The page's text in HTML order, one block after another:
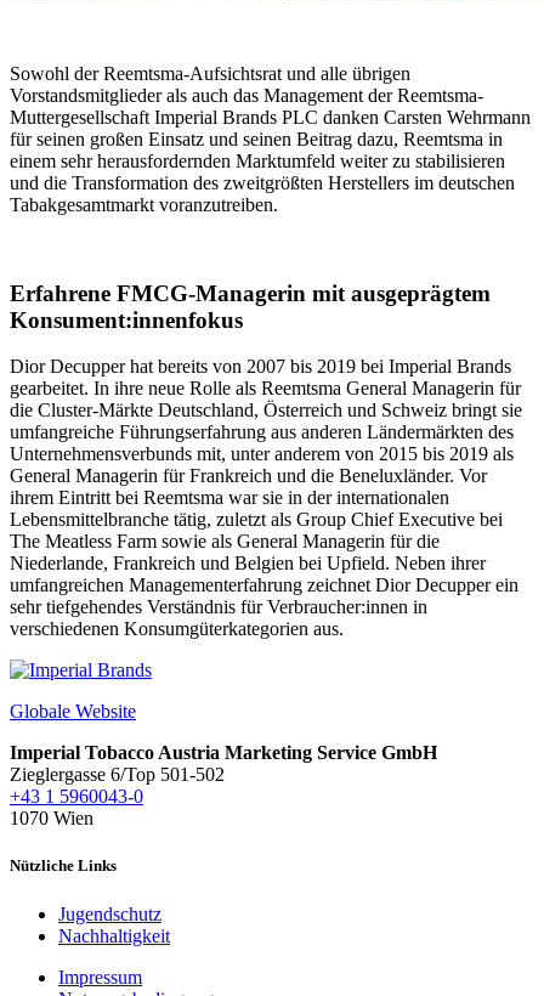
Sowohl der Reemtsma-Aufsichtsrat und alle übrigen
Vorstandsmitglieder als auch das Management der Reemtsma-
Muttergesellschaft Imperial Brands PLC danken Carsten Wehrmann
für seinen großen Einsatz und seinen Beitrag dazu, Reemtsma in
einem sehr herausfordernden Marktumfeld weiter zu stabilisieren
und die Transformation des zweitgrößten Herstellers im deutschen
Tabakgesamtmarkt voranzutreiben.
Erfahrene FMCG-Managerin mit ausgeprägtem
Konsument:innenfokus
Dior Decupper hat bereits von 2007 bis 2019 bei Imperial Brands
gearbeitet. In ihre neue Rolle als Reemtsma General Managerin für
die Cluster-Märkte Deutschland, Österreich und Schweiz bringt sie
umfangreiche Führungserfahrung aus anderen Ländermärkten des
Unternehmensverbunds mit, unter anderem von 2015 bis 2019 als
General Managerin für Frankreich und die Beneluxländer. Vor
ihrem Eintritt bei Reemtsma war sie in der internationalen
Lebensmittelbranche tätig, zuletzt als Group Chief Executive bei
The Meatless Farm sowie als General Managerin für die
Niederlande, Frankreich und Belgien bei Upfield. Neben ihrer
umfangreichen Managementerfahrung zeichnet Dior Decupper ein
sehr tiefgehendes Verständnis für Verbraucher:innen in
verschiedenen Konsumgüterkategorien aus.
Globale Website
Imperial Tobacco Austria Marketing Service GmbH
Zieglergasse 6/Top 501-502
+43 1 5960043-0
1070 Wien
Nützliche Links
Jugendschutz
Nachhaltigkeit
Impressum